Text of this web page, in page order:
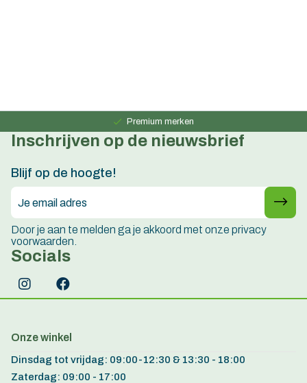
Premium merken
Persoonlijk advies
Inschrijven op de nieuwsbrief
Blijf op de hoogte!
Door je aan te melden ga je akkoord met onze privacy
voorwaarden.
Socials
Onze winkel
Dinsdag tot vrijdag: 09:00-12:30 & 13:30 - 18:00
Zaterdag: 09:00 - 17:00